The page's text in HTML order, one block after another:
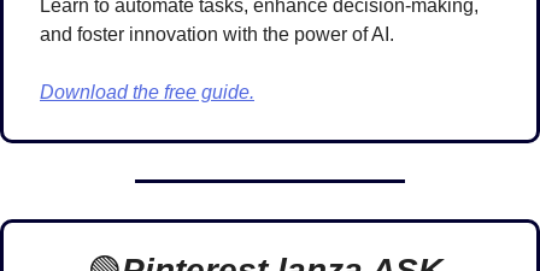
Learn to automate tasks, enhance decision-making,
and foster innovation with the power of AI.
Download the free guide.